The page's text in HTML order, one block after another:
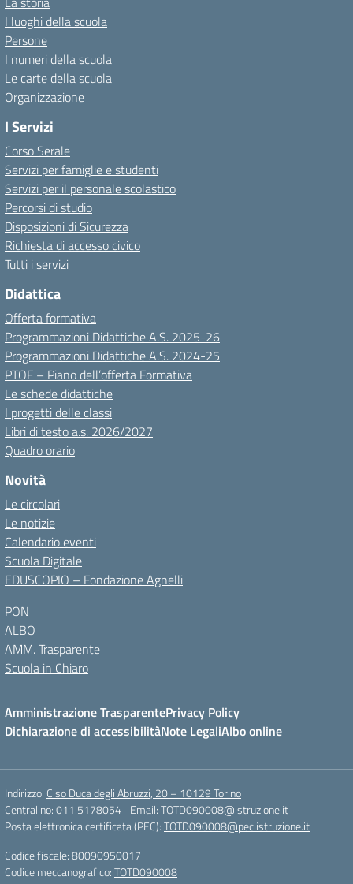
I luoghi della scuola
Persone
I numeri della scuola
Le carte della scuola
Organizzazione
I Servizi
Corso Serale
Servizi per famiglie e studenti
Servizi per il personale scolastico
Percorsi di studio
Disposizioni di Sicurezza
Richiesta di accesso civico
Tutti i servizi
Didattica
Offerta formativa
Programmazioni Didattiche A.S. 2025-26
Programmazioni Didattiche A.S. 2024-25
PTOF – Piano dell’offerta Formativa
Le schede didattiche
I progetti delle classi
Libri di testo a.s. 2026/2027
Quadro orario
Novità
Le circolari
Le notizie
Calendario eventi
Scuola Digitale
EDUSCOPIO – Fondazione Agnelli
PON
ALBO
AMM. Trasparente
Scuola in Chiaro
Amministrazione TrasparentePrivacy Policy
Dichiarazione di accessibilitàNote LegaliAlbo online
Indirizzo: C.so Duca degli Abruzzi, 20 – 10129 Torino
Centralino:011.5178054 Email:TOTD090008@istruzione.it
Posta elettronica certificata (PEC):TOTD090008@pec.istruzione.it
Codice fiscale: 80090950017
Codice meccanografico:TOTD090008